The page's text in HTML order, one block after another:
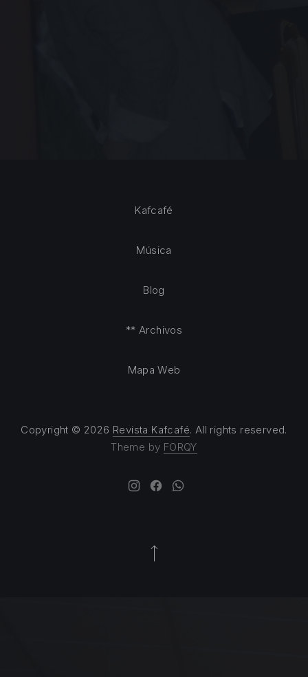
Copyright © 2026 Revista Kafcafé. All rights reserved.
Theme by FORQY
Kafcafé
Música
Blog
** Archivos
Mapa Web
New Window
New Window
New Window
Back to Top